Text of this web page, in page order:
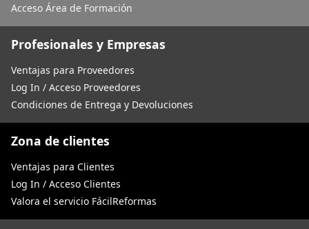
Acceso Área de Formación
Profesionales y Empresas
Ventajas para Proveedores
Log In / Acceso Proveedores
Condiciones de Entrega y Devoluciones
Zona de clientes
Ventajas para Clientes
Log In / Acceso Clientes
Valora el servicio FácilReformas